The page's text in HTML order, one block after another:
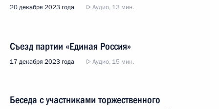
20 декабря 2023 года Аудио, 13 мин.
Съезд партии «Единая Россия»
17 декабря 2023 года Аудио, 15 мин.
Беседа с участниками торжественного